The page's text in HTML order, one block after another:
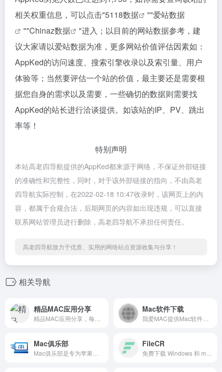
相关权重信息，可以点击"5118数据 ""爱站数据
""Chinaz数据
"进入；以目前的网站数据参考，建
议大家请以爱站数据为准，更多网站价值评估因素如：
AppKed的访问速度、搜索引擎收录以及索引量、用户
体验等；当然要评估一个站的价值，最主要还是需要根
据您自身的需求以及需要，一些确切的数据则需要找
AppKed的站长进行洽谈提供。如该站的IP、PV、跳出
率等！
特别声明
本站高老四导航提供的AppKed都来源于网络，不保证外部链接
的准确性和完整性，同时，对于该外部链接的指向，不由高老
四导航实际控制，在2022-02-18 10:47收录时，该网页上的内
容，都属于合规合法，后期网页的内容如出现违规，可以直接
联系网站管理员进行删除，高老四导航不承担任何责任。
高老四导航致力于优质、实用的网络站点资源收集与分享！
相关导航
精品MAC应用分享 Mac软件下载
Mac俱乐部 FileCR